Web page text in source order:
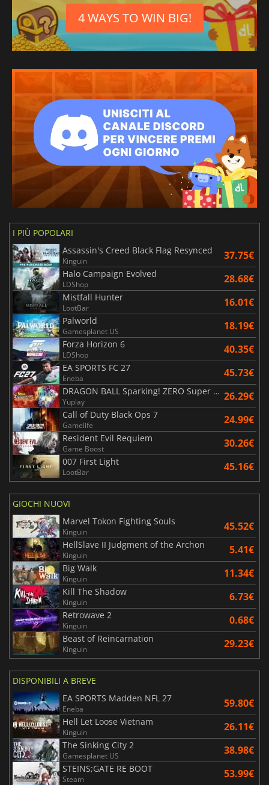
4 WAYS TO WIN BIG!
I PIÙ POPOLARI
Assassin's Creed Black Flag Resynced
Kinguin 37.75€
Halo Campaign Evolved
LDShop 28.68€
Mistfall Hunter
LootBar 16.01€
Palworld
Gamesplanet US 18.19€
Forza Horizon 6
LDShop 40.35€
EA SPORTS FC 27
Eneba 45.73€
DRAGON BALL Sparking! ZERO Super Limit Breaking NEO
Yuplay 26.29€
Call of Duty Black Ops 7
Gamelife 24.99€
Resident Evil Requiem
Game Boost 30.26€
007 First Light
LootBar 45.16€
GIOCHI NUOVI
Marvel Tokon Fighting Souls
Kinguin 45.52€
HellSlave II Judgment of the Archon
Kinguin 5.41€
Big Walk
Kinguin 11.34€
Kill The Shadow
Kinguin 6.73€
Retrowave 2
Kinguin 0.68€
Beast of Reincarnation
Kinguin 29.23€
DISPONIBILI A BREVE
EA SPORTS Madden NFL 27
Eneba 59.80€
Hell Let Loose Vietnam
Kinguin 26.11€
The Sinking City 2
Gamesplanet US 38.98€
STEINS;GATE RE BOOT
Steam 53.99€